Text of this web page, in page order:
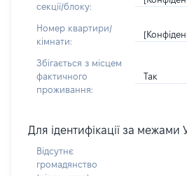
секції/блоку:
Номер квартири/
кімнати:
Збігається з місцем
фактичного
проживання:
Так
Для ідентифікації за межами
Відсутнє
громадянство